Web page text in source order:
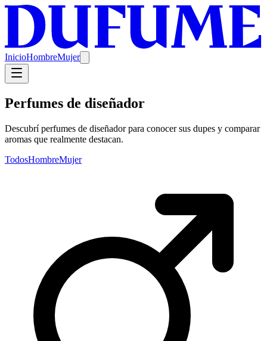
InicioHombreMujer
Perfumes de diseñador
Descubrí perfumes de diseñador para conocer sus dupes y comparar
aromas que realmente destacan.
TodosHombreMujer